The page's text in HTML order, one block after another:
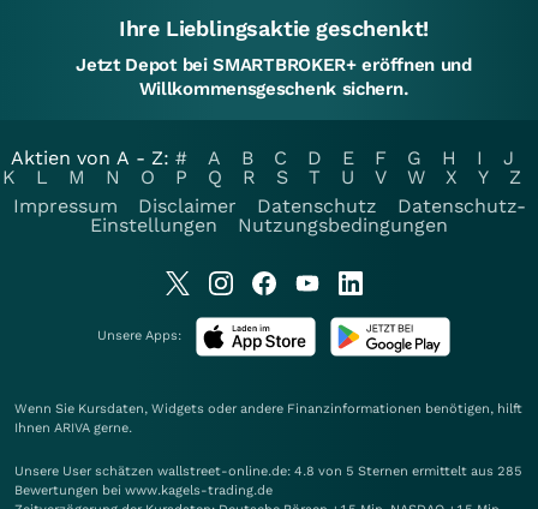
Ihre Lieblingsaktie geschenkt!
Jetzt Depot bei SMARTBROKER+ eröffnen und
Willkommensgeschenk sichern.
Aktien von A - Z: # A B C D E F G H I
J
K
L M N O P Q R S T U V W X Y
Z
Impressum
Disclaimer Datenschutz
Datenschutz-
Einstellungen
Nutzungsbedingungen
Unsere Apps:
Wenn Sie Kursdaten, Widgets oder andere Finanzinformationen benötigen, hilft
Ihnen ARIVA gerne.
Unsere User schätzen wallstreet-online.de: 4.8 von 5 Sternen ermittelt aus 285
Bewertungen bei www.kagels-trading.de